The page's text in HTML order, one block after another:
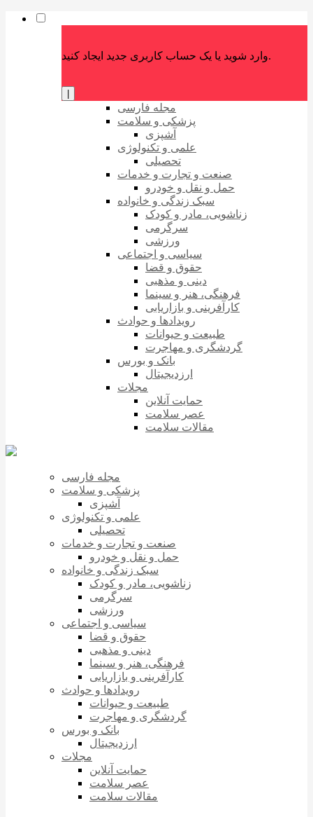
وارد شوید یا یک حساب کاربری جدید ایجاد کنید.
مجله فارسی
پزشکی و سلامت
آشپزی
علمی و تکنولوژی
تحصیلی
صنعت و تجارت و خدمات
حمل و نقل و خودرو
سبک زندگی و خانواده
زناشویی، مادر و کودک
سرگرمی
ورزشی
سیاسی و اجتماعی
حقوق و قضا
دینی و مذهبی
فرهنگی، هنر و سینما
کارآفرینی و بازاریابی
رویدادها و حوادث
طبیعت و حیوانات
گردشگری و مهاجرت
بانک و بورس
ارزدیجیتال
مجلات
حمایت آنلاین
عصر سلامت
مقالات سلامت
مجله فارسی
پزشکی و سلامت
آشپزی
علمی و تکنولوژی
تحصیلی
صنعت و تجارت و خدمات
حمل و نقل و خودرو
سبک زندگی و خانواده
زناشویی، مادر و کودک
سرگرمی
ورزشی
سیاسی و اجتماعی
حقوق و قضا
دینی و مذهبی
فرهنگی، هنر و سینما
کارآفرینی و بازاریابی
رویدادها و حوادث
طبیعت و حیوانات
گردشگری و مهاجرت
بانک و بورس
ارزدیجیتال
مجلات
حمایت آنلاین
عصر سلامت
مقالات سلامت